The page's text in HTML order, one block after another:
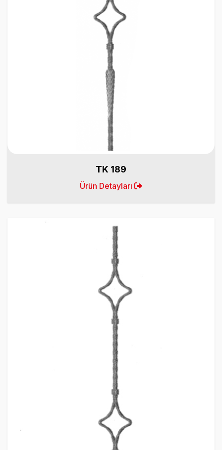
TK 189
Ürün Detayları